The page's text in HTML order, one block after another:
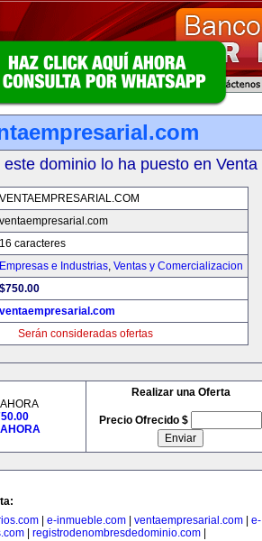
dominio lo ha puesto en Venta
VENTAEMPRESARIAL.COM
ventaempresarial.com
16 caracteres
Empresas e Industrias, Ventas y Comercializacion
$750.00
ventaempresarial.com
Serán consideradas ofertas
Realizar una Oferta
Precio Ofrecido $
| e-inmueble.com| ventaempresarial.com| e-
registrodenombresdedominio.com